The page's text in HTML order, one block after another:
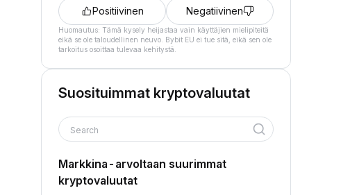
Positiivinen Negatiivinen
Huomautus: Tämä kysely heijastaa vain käyttäjien mielipiteitä
eikä se ole taloudellinen neuvo. Bybit EU ei tue sitä, eikä sen ole
tarkoitus osoittaa tulevaa kehitystä.
Suosituimmat kryptovaluutat
Search
Markkina-arvoltaan suurimmat
kryptovaluutat